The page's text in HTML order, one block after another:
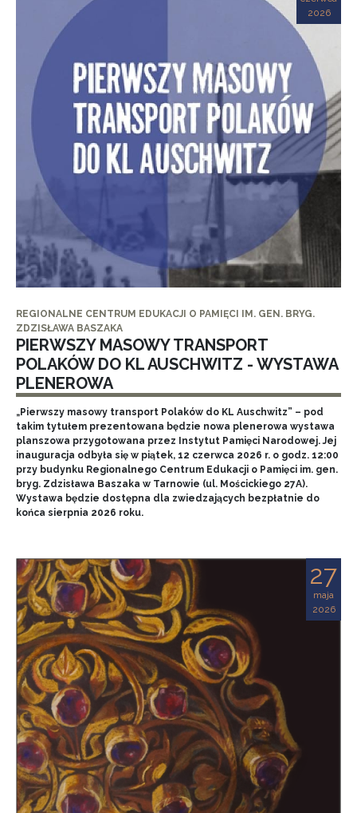
2026
REGIONALNE CENTRUM EDUKACJI O PAMIĘCI IM. GEN. BRYG.
ZDZISŁAWA BASZAKA
PIERWSZY MASOWY TRANSPORT
POLAKÓW DO KL AUSCHWITZ - WYSTAWA
PLENEROWA
„Pierwszy masowy transport Polaków do KL Auschwitz” – pod
takim tytułem prezentowana będzie nowa plenerowa wystawa
planszowa przygotowana przez Instytut Pamięci Narodowej. Jej
inauguracja odbyła się w piątek, 12 czerwca 2026 r. o godz. 12:00
przy budynku Regionalnego Centrum Edukacji o Pamięci im. gen.
bryg. Zdzisława Baszaka w Tarnowie (ul. Mościckiego 27A).
Wystawa będzie dostępna dla zwiedzających bezpłatnie do
końca sierpnia 2026 roku.
27
maja
2026